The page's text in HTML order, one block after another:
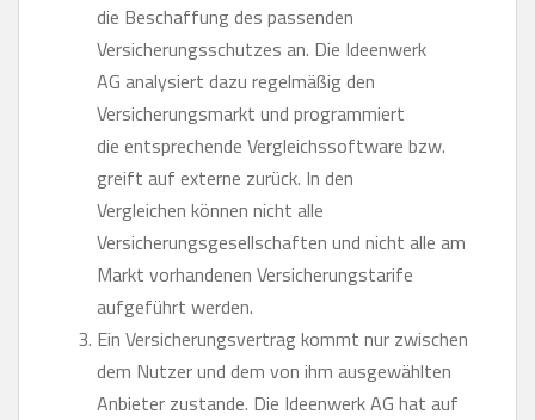
die Beschaffung des passenden
Versicherungsschutzes an. Die Ideenwerk
AG analysiert dazu regelmäßig den
Versicherungsmarkt und programmiert
die entsprechende Vergleichssoftware bzw.
greift auf externe zurück. In den
Vergleichen können nicht alle
Versicherungsgesellschaften und nicht alle am
Markt vorhandenen Versicherungstarife
aufgeführt werden.
Ein Versicherungsvertrag kommt nur zwischen
dem Nutzer und dem von ihm ausgewählten
Anbieter zustande. Die Ideenwerk AG hat auf